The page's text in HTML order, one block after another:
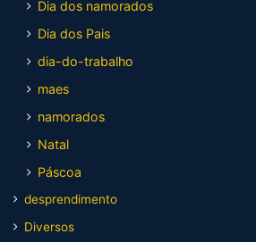
Dia dos namorados
Dia dos Pais
dia-do-trabalho
maes
namorados
Natal
Páscoa
desprendimento
Diversos